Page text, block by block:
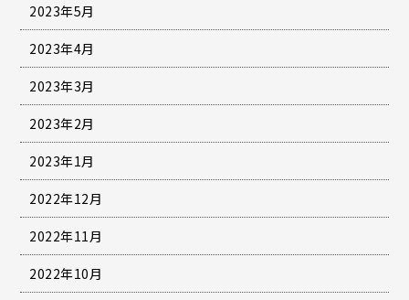
2023年5月
2023年4月
2023年3月
2023年2月
2023年1月
2022年12月
2022年11月
2022年10月